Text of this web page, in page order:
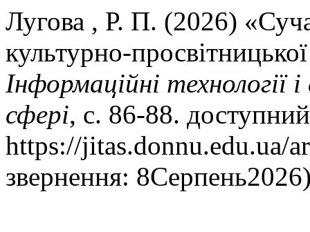
Лугова , Р. П. (2026)
культурно-
Інформаційні технології
сфері, с. 86-88.
https://jitas.donnu.edu.ua/
звернення: